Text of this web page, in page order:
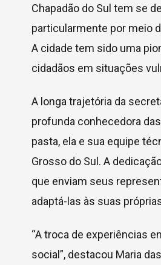
Chapadão do Sul tem se
particularmente por meio
A cidade tem sido uma
cidadãos em situações
A longa trajetória da
profunda conhecedora
pasta, ela e sua equipe
Grosso do Sul. A
que enviam seus
adaptá-las às suas
“A troca de experiências
social”, destacou Maria